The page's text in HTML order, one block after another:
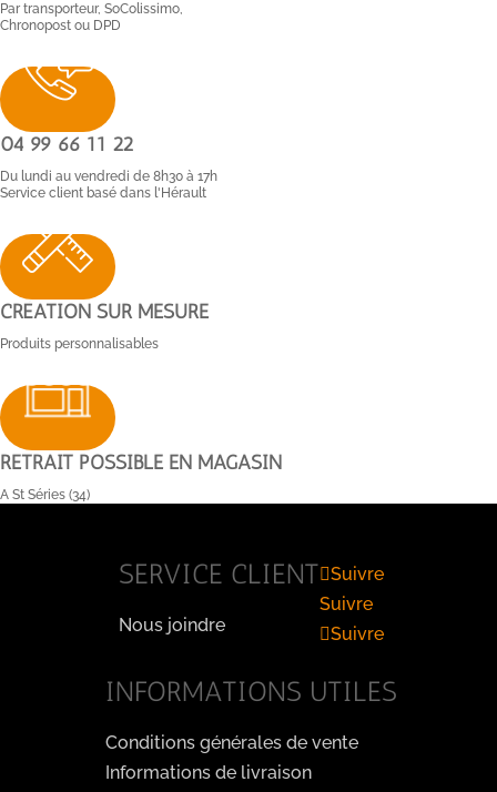
Par transporteur, SoColissimo,
Chronopost ou DPD
04 99 66 11 22
Du lundi au vendredi de 8h30 à 17h
Service client basé dans l'Hérault
CRÉATION SUR MESURE
Produits personnalisables
RETRAIT POSSIBLE EN MAGASIN
A St Séries (34)
SERVICE CLIENT
Nous joindre
Suivre
Suivre
Suivre
INFORMATIONS UTILES
Conditions générales de vente
Informations de livraison